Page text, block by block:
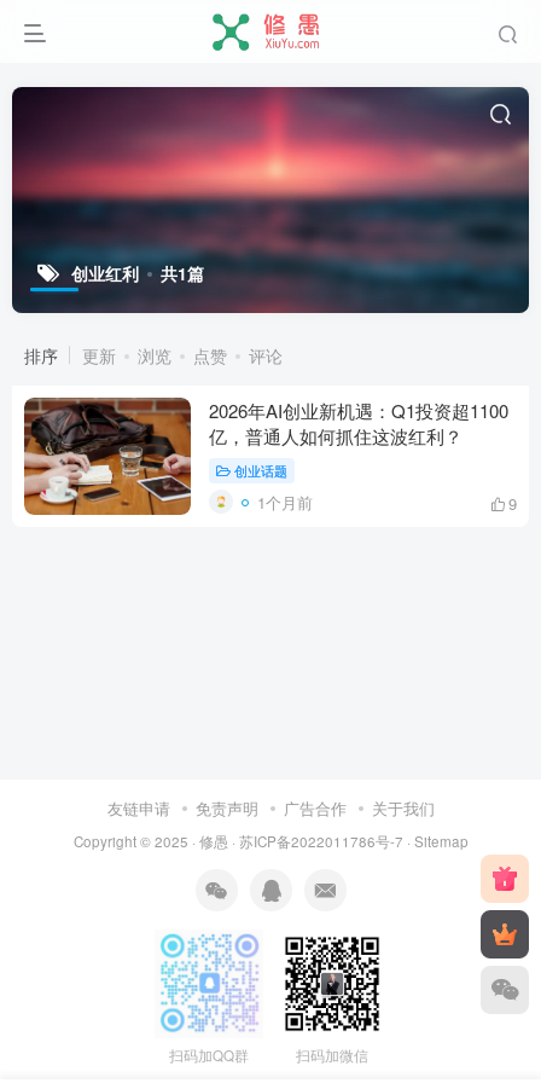
创业红利 共1篇
排序 更新 浏览 点赞 评论
2026年AI创业新机遇：Q1投资超1100
亿，普通人如何抓住这波红利？
创业话题
1个月前 9
友链申请 免责声明 广告合作 关于我们
Copyright © 2025 · 修愚 · 苏ICP备2022011786号-7 · Sitemap
扫码加QQ群 扫码加微信